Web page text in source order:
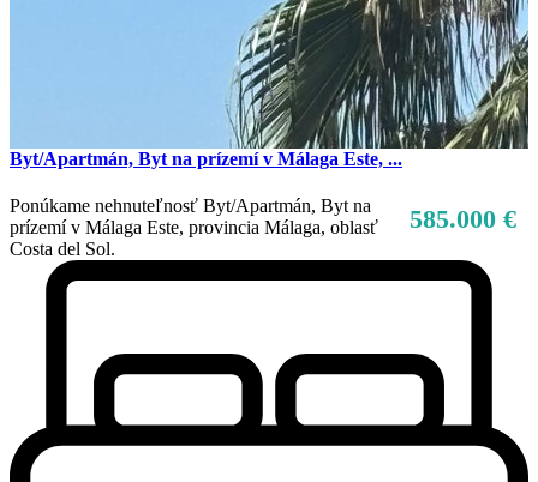
Byt/Apartmán, Byt na prízemí v Málaga Este, ...
585.000 €
Ponúkame nehnuteľnosť Byt/Apartmán, Byt na
prízemí v Málaga Este, provincia Málaga, oblasť
Costa del Sol.